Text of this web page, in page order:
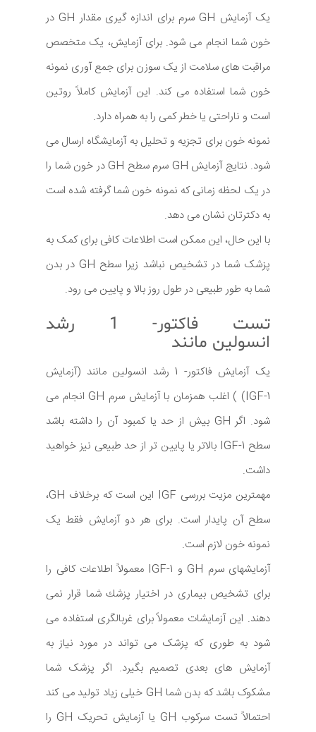
یک آزمایش GH سرم برای اندازه گیری مقدار GH در
خون شما انجام می شود. برای آزمایش، یک متخصص
مراقبت های سلامت از یک سوزن برای جمع آوری نمونه
خون شما استفاده می کند. این آزمایش کاملاً روتین
است و ناراحتی یا خطر کمی را به همراه دارد.
نمونه خون برای تجزیه و تحلیل به آزمایشگاه ارسال می
شود. نتایج آزمایش GH سرم سطح GH در خون شما را
در یک لحظه زمانی که نمونه خون شما گرفته شده است
به دکترتان نشان می دهد.
با این حال، این ممکن است اطلاعات کافی برای کمک به
پزشک شما در تشخیص نباشد زیرا سطح GH در بدن
شما به طور طبیعی در طول روز بالا و پایین می رود.
تست فاکتور- 1 رشد
انسولین مانند
یک آزمایش فاکتور- 1 رشد انسولین مانند (آزمایش
IGF-1) ) اغلب همزمان با آزمایش سرم GH انجام می
شود. اگر GH بیش از حد یا کمبود آن را داشته باشد
سطح IGF-1 بالاتر یا پایین تر از حد طبیعی نیز خواهید
داشت.
مهمترین مزیت بررسی IGF این است که برخلاف GH،
سطح آن پایدار است. برای هر دو آزمایش فقط یک
نمونه خون لازم است.
آزمایشهای سرم GH و IGF-1 معمولاً اطلاعات کافی را
برای تشخیص بیماری در اختیار پزشك شما قرار نمی
دهند. این آزمایشات معمولاً برای غربالگری استفاده می
شود به طوری که پزشک می تواند در مورد نیاز به
آزمایش های بعدی تصمیم بگیرد. اگر پزشک شما
مشکوک باشد که بدن شما GH خیلی زیاد تولید می کند
احتمالاً تست سرکوب GH یا آزمایش تحریک GH را